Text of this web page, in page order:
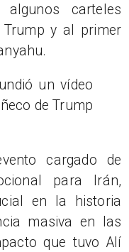
algunos carteles
y al primer
un vídeo
de Trump
cargado de
para Irán,
en la historia
masiva en las
que tuvo Alí